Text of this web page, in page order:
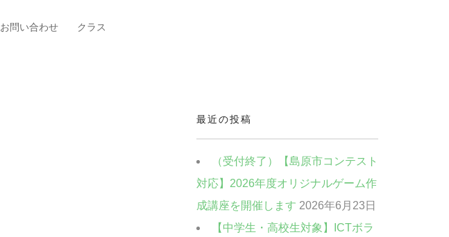
お問い合わせ クラス
最近の投稿
（受付終了）【島原市コンテスト
対応】2026年度オリジナルゲーム作
成講座を開催します 2026年6月23日
【中学生・高校生対象】ICTボラ